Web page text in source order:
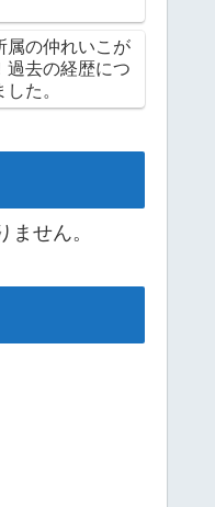
属の仲れいこが
過去の経歴につ
た。
せん。